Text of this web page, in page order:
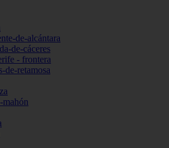
de-alcántara
de-cáceres
- frontera
de-retamosa
mahón